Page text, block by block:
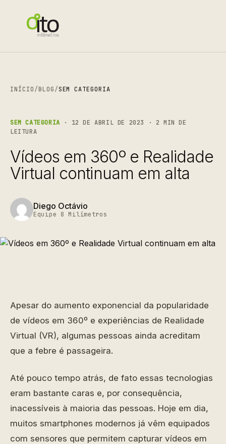
INÍCIO/BLOG/SEM CATEGORIA
SEM CATEGORIA· 12 DE ABRIL DE 2023 · 2 MIN DE
LEITURA
Vídeos em 360º e Realidade
Virtual continuam em alta
Diego Octávio
Equipe 8 Milímetros
Apesar do aumento exponencial da popularidade
de vídeos em 360º e experiências de Realidade
Virtual (VR), algumas pessoas ainda acreditam
que a febre é passageira.
Até pouco tempo atrás, de fato essas tecnologias
eram bastante caras e, por consequência,
inacessíveis à maioria das pessoas. Hoje em dia,
muitos smartphones modernos já vêm equipados
com sensores que permitem capturar vídeos em